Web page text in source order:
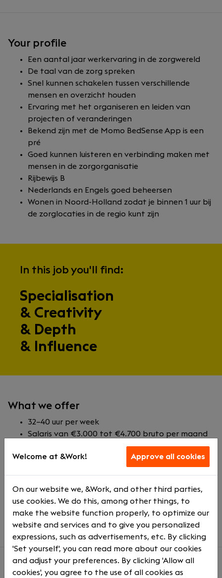
Your profile
Een aantal jaar werkervaring in de zorgwereld
De taal van de zorg spreken
Snel kunnen schakelen tussen verschillende
mensen en overzicht houden
Ervaring met het organiseren en leiden van
projecten of veranderingen
Bekend zijn met de Momo BedSense App is een
pré
Goed kunnen luisteren en verbinding maken met
mensen in de zorgorganisatie
Rijbewijs B
Nederlands en Engels goed beheersen
Wonen in Noord-Holland zodat je binnen 1 uur bij
de zorglocaties in de regio kunt zijn
In this job you'll find:
Specialisation
& Creativity
& Depth
& Influence
What we offer
32–40 uur per week
Salaris van €3.000 tot €4.700 bruto per maand
8% vakantiegeld
Mogelijkheden tot groei op het vlak dat jij wilt
Pensioenregeling
30 vakantiedagen per jaar inclusief feestdagen
naar keuze
Welcome at &Work! Approve all cookies
On our website we, &Work, and other third parties,
use cookies. We do this, among other things, to
make the website function properly, to optimize our
website and services and to give you personalized
expressions, such as advertisements, etc. By clicking
'Set yourself', you can read more about our cookies
and adjust your preferences. By clicking 'Allow all
cookies', you agree to the use of all cookies as